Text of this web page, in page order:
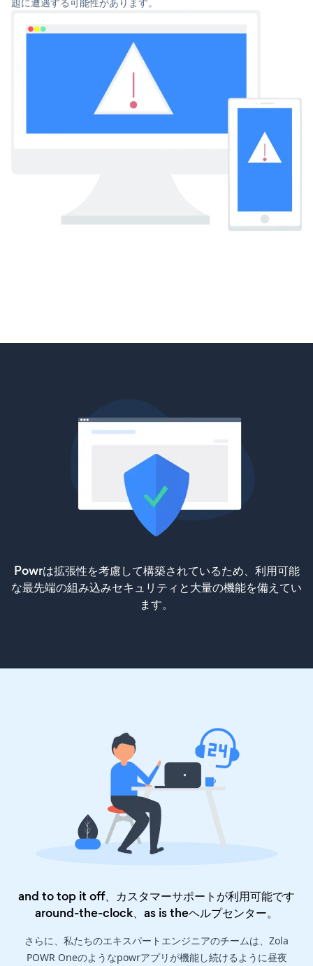
Powrは拡張性を考慮して構築されているため、利用可能
な最先端の組み込みセキュリティと大量の機能を備えてい
ます。
and to top it off、カスタマーサポートが利用可能です
around-the-clock、as is theヘルプセンター。
さらに、私たちのエキスパートエンジニアのチームは、Zola
POWR Oneのようなpowrアプリが機能し続けるように昼夜